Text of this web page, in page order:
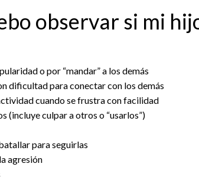
observar si mi
o por “mandar” a los demás
dificultad para conectar con los demás
cuando se frustra con facilidad
(incluye culpar a otros o “usarlos”)
para seguirlas
agresión